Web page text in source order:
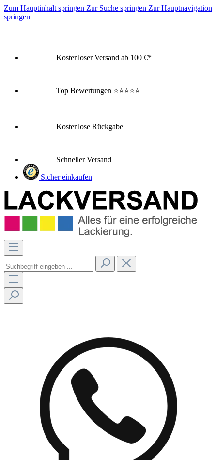
Zum Hauptinhalt springen Zur Suche springen Zur Hauptnavigation
springen
Kostenloser Versand ab 100 €*
Top Bewertungen ⭐⭐⭐⭐⭐
Kostenlose Rückgabe
Schneller Versand
Sicher einkaufen